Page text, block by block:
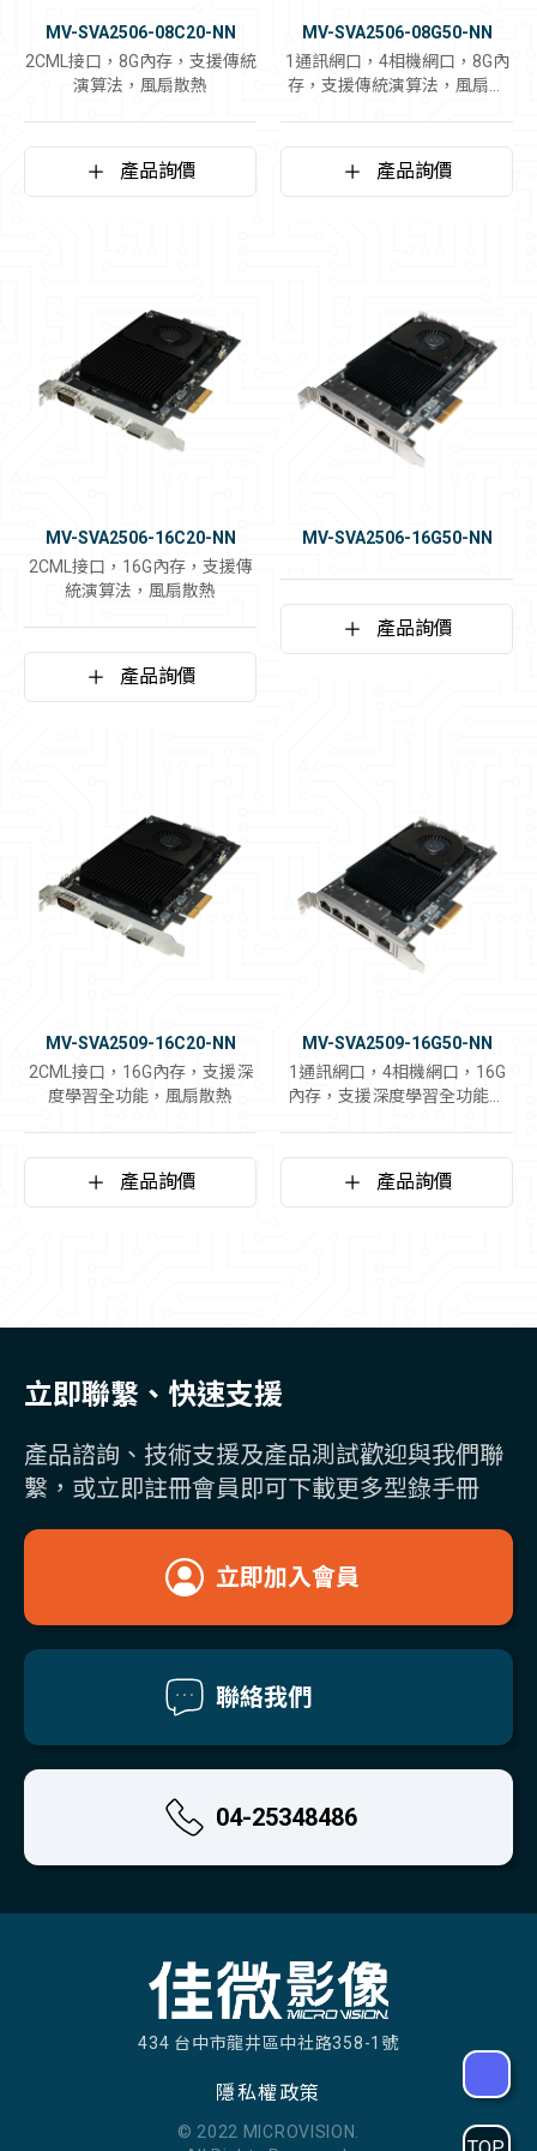
MV-SVA2506-08C20-NN
2CML接口，8G內存，支援傳統
演算法，風扇散熱
產品詢價
MV-SVA2506-08G50-NN
1通訊網口，4相機網口，8G內
存，支援傳統演算法，風扇散
產品詢價
MV-SVA2506-16C20-NN
2CML接口，16G內存，支援傳
統演算法，風扇散熱
產品詢價
MV-SVA2506-16G50-NN
產品詢價
MV-SVA2509-16C20-NN
2CML接口，16G內存，支援深
度學習全功能，風扇散熱
產品詢價
MV-SVA2509-16G50-NN
1通訊網口，4相機網口，16G
內存，支援深度學習全功能，
產品詢價
立即聯繫、快速支援
產品諮詢、技術支援及產品測試歡迎與我們聯
繫，或立即註冊會員即可下載更多型錄手冊
立即加入會員
聯絡我們
04-25348486
434 台中市龍井區中社路358-1號
隱私權政策
© 2022 MICROVISION.